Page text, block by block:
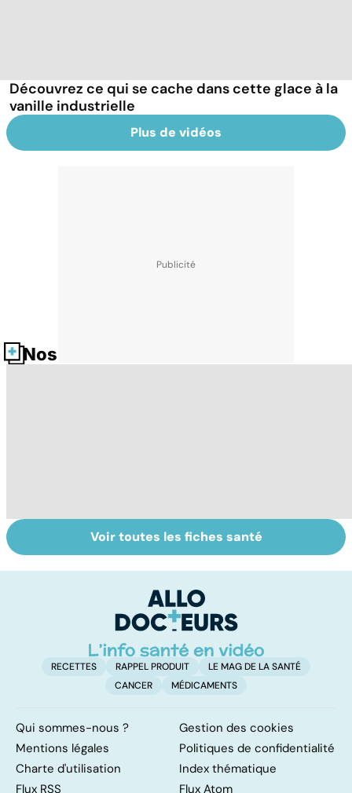
Découvrez ce qui se cache dans cette glace à la
vanille industrielle
Plus de vidéos
Nos fiches santé
Le TDAH, un
trouble de
hyperactivité
Violences
sexuelles :
remettre ?
Voir toutes les fiches santé
RECETTES RAPPEL PRODUIT
LE MAG DE LA SANTÉ
CANCER
MÉDICAMENTS
Qui sommes-nous ?
Gestion des cookies
Mentions légales
Politiques de confidentialité
Charte d'utilisation
Index thématique
Flux RSS
Flux Atom